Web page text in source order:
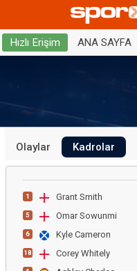
Hızlı Erişim ANA SAYFA
Olaylar Kadrolar
1 Grant Smith
5 Omar Sowunmi
6 Kyle Cameron
18 Corey Whitely